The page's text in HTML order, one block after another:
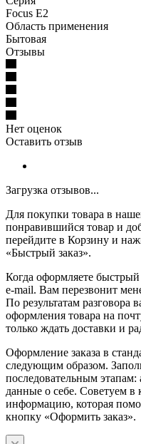
Focus E2
Область применения
Бытовая
Отзывы
Нет оценок
Оставить отзыв
Загрузка отзывов...
Для покупки товара в
понравившийся товар и
перейдите в Корзину и
«Быстрый заказ».
Когда оформляете
e-mail. Вам перезвонит
По результатам разговора
оформления товара на
только ждать доставки и
Оформление заказа в
следующим образом.
последовательным этапам:
данные о себе. Советуем в
информацию, которая
кнопку «Оформить заказ».